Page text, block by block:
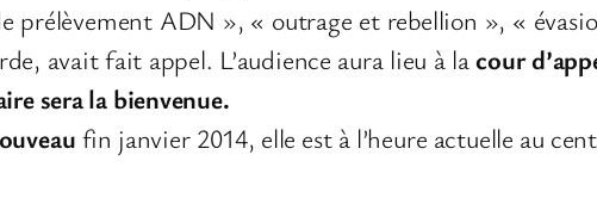
prélèvement ADN », « outrage et rebellion », «
avait fait appel. L’audience aura lieu à lacour
sera la bienvenue.
fin janvier 2014, elle est à l’heure actuelle au